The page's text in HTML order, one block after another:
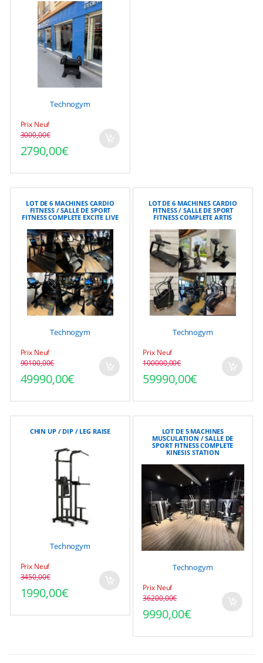
Technogym
Prix Neuf
3000,00€
Le prix initial était : 3000,00€.
2790,00€
Le prix actuel est : 2790,00€.
LOT DE 6 MACHINES CARDIO
FITNESS / SALLE DE SPORT
FITNESS COMPLETE EXCITE LIVE
Technogym
Prix Neuf
90100,00€
Le prix initial était : 90100,00€.
49990,00€
Le prix actuel est : 49990,00€.
LOT DE 6 MACHINES CARDIO
FITNESS / SALLE DE SPORT
FITNESS COMPLETE ARTIS
Technogym
Prix Neuf
100000,00€
Le prix initial était :
59990,00€
Le prix actuel est :
CHIN UP / DIP / LEG RAISE
Technogym
Prix Neuf
3450,00€
Le prix initial était : 3450,00€.
1990,00€
Le prix actuel est : 1990,00€.
LOT DE 5 MACHINES
MUSCULATION / SALLE DE
SPORT FITNESS COMPLETE
KINESIS STATION
Technogym
Prix Neuf
36200,00€
Le prix initial était :
9990,00€
Le prix actuel est :